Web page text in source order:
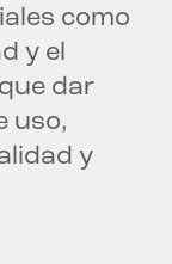
como
y el
dar
uso,
y